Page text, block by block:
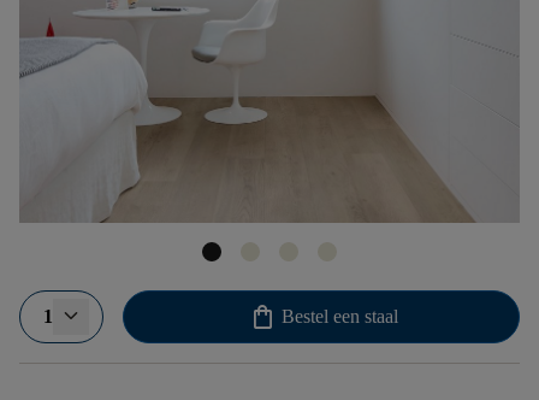
1 shopping_bag Bestel een staal